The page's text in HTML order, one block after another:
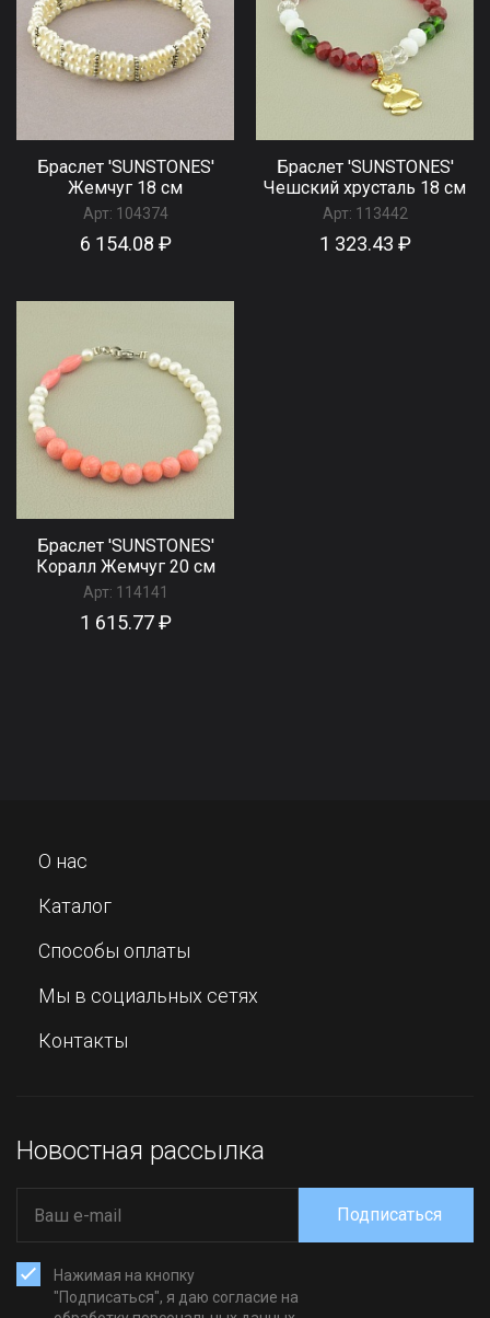
Браслет 'SUNSTONES'
Жемчуг 18 см
Арт: 104374
6 154.08 ₽
Браслет 'SUNSTONES'
Чешский хрусталь 18 см
Арт: 113442
1 323.43 ₽
Браслет 'SUNSTONES'
Коралл Жемчуг 20 см
Арт: 114141
1 615.77 ₽
О нас
Каталог
Способы оплаты
Мы в социальных сетях
Контакты
Новостная рассылка
Нажимая на кнопку
"Подписаться", я даю согласие на
Подписаться